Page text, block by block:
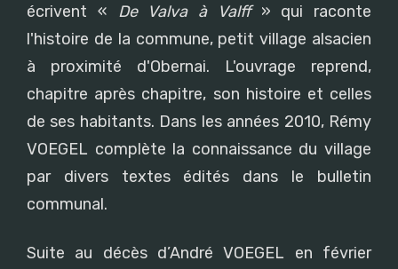
écrivent « De Valva à Valff» qui raconte
l'histoire de la commune, petit village alsacien
à proximité d'Obernai. L'ouvrage reprend,
chapitre après chapitre, son histoire et celles
de ses habitants. Dans les années 2010, Rémy
VOEGEL complète la connaissance du village
par divers textes édités dans le bulletin
communal.
Suite au décès d’André VOEGEL en février